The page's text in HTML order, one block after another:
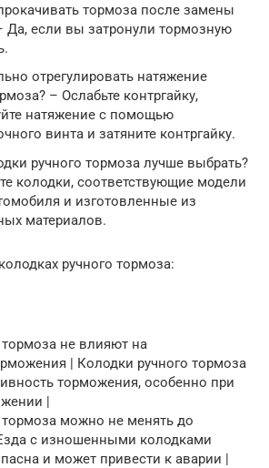
тормоза после замены
Да, если вы затронули тормозную
отрегулировать натяжение
– Ослабьте контргайку,
натяжение с помощью
винта и затяните контргайку.
ручного тормоза лучше выбрать?
колодки, соответствующие модели
и изготовленные из
материалов.
ручного тормоза:
не влияют на
| Колодки ручного тормоза
торможения, особенно при
|
тормоза можно не менять до
с изношенными колодками
и может привести к аварии |